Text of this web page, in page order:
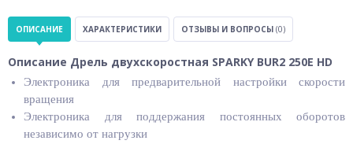
ОПИСАНИЕ ХАРАКТЕРИСТИКИ ОТЗЫВЫ И ВОПРОСЫ (0)
Описание Дрель двухскоростная SPARKY BUR2 250E HD
Электроника для предварительной настройки скорости
вращения
Электроника для поддержания постоянных оборотов
независимо от нагрузки